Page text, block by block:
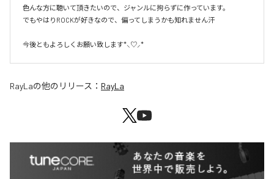
色んな方に聴いて頂きたいので、ジャンルに拘らずに作っています。
でもやはりROCKが好きなので、偏ってしまうかも知れません汗
今後ともよろしくお願い致します*⸜♡⸝*
RayLaの他のリリース： RayLa